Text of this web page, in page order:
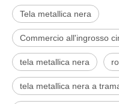
Tela metallica nera
Commercio all'ingrosso
tela metallica nera
tela metallica nera a